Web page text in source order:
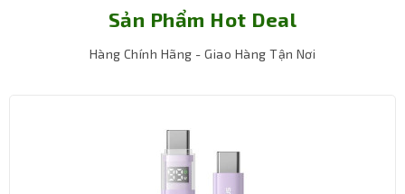
Sản Phẩm Hot Deal
Hàng Chính Hãng - Giao Hàng Tận Nơi